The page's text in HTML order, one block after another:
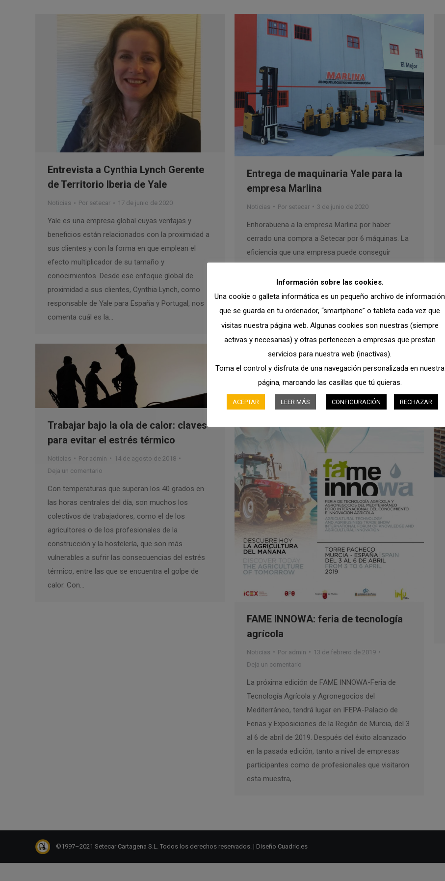
Entrevista a Cynthia Lynch Gerente
de Territorio Iberia de Yale
Noticias Por setecar 17 de junio de 2020
Yale es una empresa global cuyas ventajas y
beneficios están relacionados con la proximidad a
sus clientes y con la forma en que emplean el
efecto multiplicador de su tamaño y
conocimientos. Desde ese enfoque global de
proximidad a sus clientes, Cynthia Lynch, como
responsable de Yale para España y Portugal, nos
comenta cuál es la…
Entrega de maquinaria Yale para la
empresa Marlina
Noticias Por setecar 3 de junio de 2020
Enhorabuena a la empresa Marlina por haber
cerrado una compra a Setecar por 6 máquinas. La
eficiencia que una empresa puede conseguir
al gasto realizado. Desde luego, es también es una
forma de aumentar la producción y reducir los
tiempos dramáticamente.
FAME INNOWA: feria de tecnología
agrícola
Noticias Por admin
13 de febrero de 2019
Deja un comentario
La próxima edición de FAME INNOWA-Feria de
Tecnología Agrícola y Agronegocios del
Mediterráneo, tendrá lugar en IFEPA-Palacio de
Ferias y Exposiciones de la Región de Murcia, del 3
al 6 de abril de 2019. Después del éxito alcanzado
en la pasada edición, tanto a nivel de empresas
participantes como de profesionales que visitaron
esta muestra,…
Trabajar bajo la ola de calor: claves
para evitar el estrés térmico
Noticias Por admin
14 de agosto de 2018
Deja un comentario
Con temperaturas que superan los 40 grados en
las horas centrales del día, son muchos los
colectivos de trabajadores, como el de los
agricultores o de los profesionales de la
construcción y la hostelería, que son más
vulnerables a sufrir las consecuencias del estrés
térmico, entre las que se encuentra el golpe de
calor. Con…
©1997–2021 Setecar Cartagena S.L. Todos los derechos reservados. | Diseño Cuadric.es
Información sobre las cookies.
Una cookie o galleta informática es un pequeño archivo de información
que se guarda en tu ordenador, “smartphone” o tableta cada vez que
visitas nuestra página web. Algunas cookies son nuestras (siempre
activas y necesarias) y otras pertenecen a empresas que prestan
servicios para nuestra web (inactivas).
Toma el control y disfruta de una navegación personalizada en nuestra
página, marcando las casillas que tú quieras.
ACEPTAR LEER MÁS CONFIGURACIÓN RECHAZAR